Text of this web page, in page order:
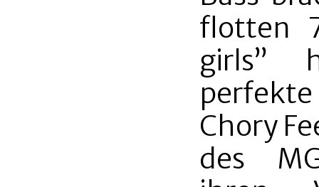
flotten
girls”
Chory
des